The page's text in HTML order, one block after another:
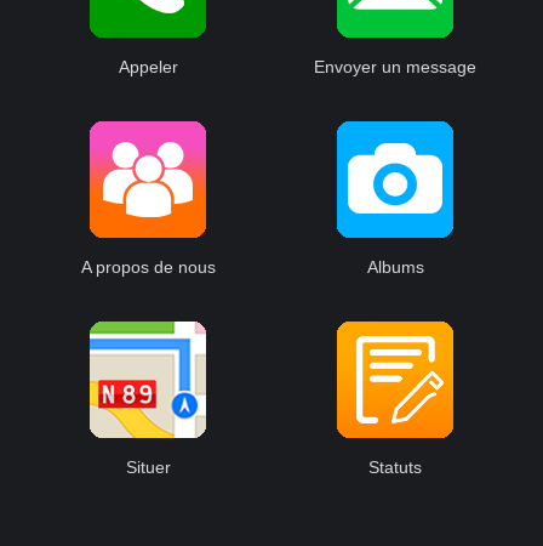
Appeler Envoyer un message
A propos de nous Albums
Situer Statuts